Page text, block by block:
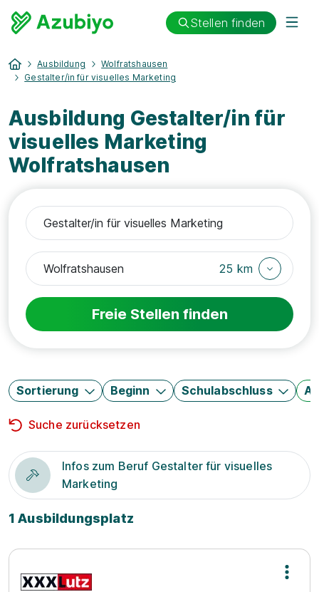
Stellen finden
Ausbildung
Wolfratshausen
Gestalter/in für visuelles Marketing
Ausbildung Gestalter/in für
visuelles Marketing
Wolfratshausen
25 km
Freie Stellen finden
Sortierung Beginn Schulabschluss
Suche zurücksetzen
Infos zum Beruf Gestalter für visuelles
Marketing
1 Ausbildungsplatz